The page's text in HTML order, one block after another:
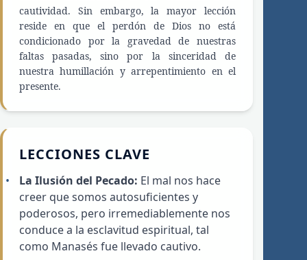
cautividad. Sin embargo, la mayor lección
reside en que el perdón de Dios no está
condicionado por la gravedad de nuestras
faltas pasadas, sino por la sinceridad de
nuestra humillación y arrepentimiento en el
presente.
LECCIONES CLAVE
La Ilusión del Pecado: El mal nos hace
creer que somos autosuficientes y
poderosos, pero irremediablemente nos
conduce a la esclavitud espiritual, tal
como Manasés fue llevado cautivo.